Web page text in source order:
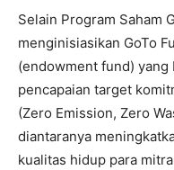
Selain Program Saham
menginisiasikan GoTo
(endowment fund)
pencapaian target
(Zero Emission, Zero
diantaranya
kualitas hidup para